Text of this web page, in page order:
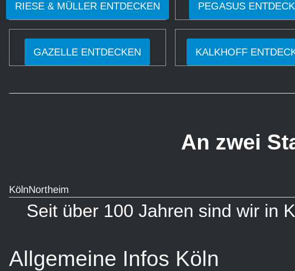
RIESE & MÜLLER ENTDECKEN PEGASUS
GAZELLE ENTDECKEN KALKHOFF
An zwei
KölnNortheim
Seit über 100 Jahren sind wir in
Allgemeine Infos Köln